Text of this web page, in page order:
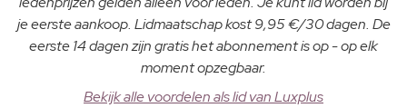
je eerste aankoop. Lidmaatschap kost 9,95 €/30 dagen. De
eerste 14 dagen zijn gratis het abonnement is op - op elk
moment opzegbaar.
Bekijk alle voordelen als lid van Luxplus